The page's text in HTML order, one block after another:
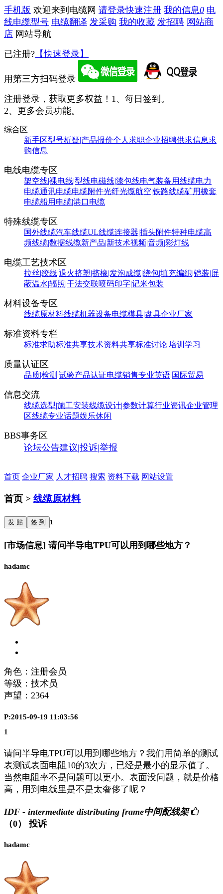
手机版 欢迎来到电缆网 请登录快速注册 我的信息0 电
线电缆型号 电缆翻译 发采购 我的收藏 发招聘 网站商
店 网站导航
已注册? 【快速登录】
用第三方扫码登录
注册登录，获取更多权益！ 1、每日签到。
2、更多会员功能。
综合区
新手区型号析疑|产品报价个人求职企业招聘供求信息求
购信息
电线电缆专区
架空线|裸电线|型线电磁线|漆包线电气装备用线缆电力
电缆通讯电缆电缆附件光纤光缆航空|铁路线缆矿用橡套
电缆船用电缆|港口电缆
特殊线缆专区
国外线缆汽车线缆UL线缆连接器|插头附件特种电缆高
频线缆|数据线缆新产品|新技术视频|音频|彩灯线
电缆工艺技术区
拉丝|绞线|退火挤塑|挤橡|发泡成缆|绕包|填充编织|铠装|屏
蔽温水|辐照|干法交联喷码印字|记米包装
材料设备专区
线缆原材料线缆机器设备电缆模具|盘具企业厂家
标准资料专栏
标准求助标准共享技术资料共享标准讨论|培训学习
质量认证区
品质|检测|试验产品认证电缆销售专业英语|国际贸易
信息交流
线缆选型|施工安装线缆设计|参数计算行业资讯企业管理
区线缆专业话题娱乐休闲
BBS事务区
论坛公告建议|投诉|举报
首页 企业厂家 人才招聘 搜索 资料下载 网站设置
首页 > 线缆原材料
发 贴 签 到 1
[市场信息] 请问半导电TPU可以用到哪些地方？
hadamc
角色：注册会员
等级：技术员
声望： 2364
P:2015-09-19 11:03:56
1
请问半导电TPU可以用到哪些地方？我们用简单的测试
表测试表面电阻10的3次方，已经是最小的显示值了。
当然电阻率不是问题可以更小。表面没问题，就是价格
高，用到电线里是不是太奢侈了呢？
IDF - intermediate distributing frame中间配线架
（0）
投诉
hadamc